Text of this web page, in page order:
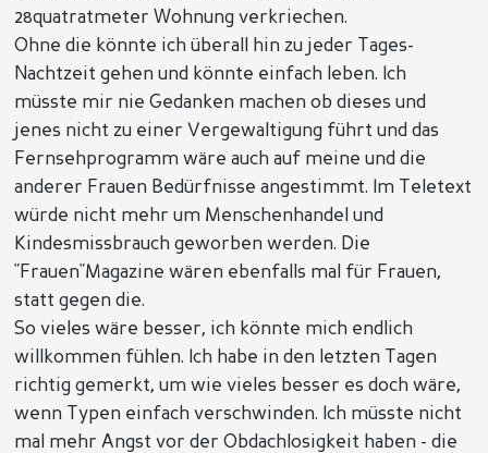
28quatratmeter Wohnung verkriechen.
Ohne die könnte ich überall hin zu jeder Tages-
Nachtzeit gehen und könnte einfach leben. Ich
müsste mir nie Gedanken machen ob dieses und
jenes nicht zu einer Vergewaltigung führt und das
Fernsehprogramm wäre auch auf meine und die
anderer Frauen Bedürfnisse angestimmt. Im Teletext
würde nicht mehr um Menschenhandel und
Kindesmissbrauch geworben werden. Die
"Frauen"Magazine wären ebenfalls mal für Frauen,
statt gegen die.
So vieles wäre besser, ich könnte mich endlich
willkommen fühlen. Ich habe in den letzten Tagen
richtig gemerkt, um wie vieles besser es doch wäre,
wenn Typen einfach verschwinden. Ich müsste nicht
mal mehr Angst vor der Obdachlosigkeit haben - die